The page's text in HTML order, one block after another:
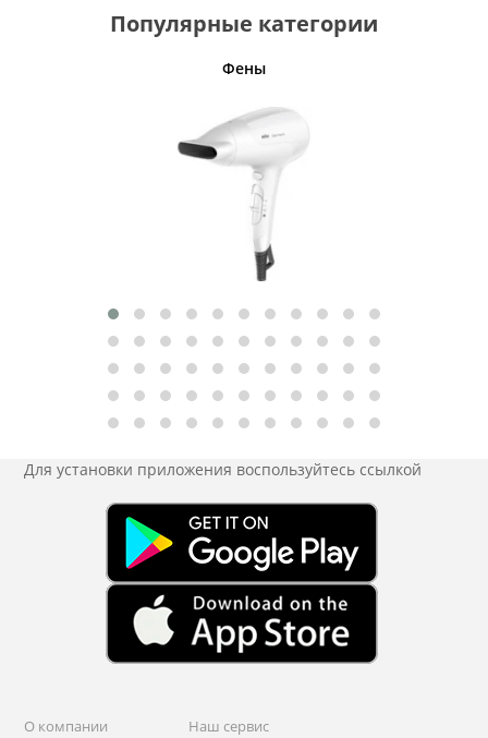
Популярные категории
Фены
Для установки приложения воспользуйтесь ссылкой
О компании
Наш сервис